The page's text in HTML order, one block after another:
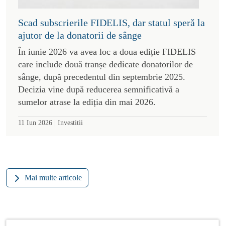
Scad subscrierile FIDELIS, dar statul speră la
ajutor de la donatorii de sânge
În iunie 2026 va avea loc a doua ediție FIDELIS
care include două tranșe dedicate donatorilor de
sânge, după precedentul din septembrie 2025.
Decizia vine după reducerea semnificativă a
sumelor atrase la ediția din mai 2026.
11 Iun 2026 | Investitii
Mai multe articole